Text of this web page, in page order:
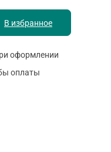
В избранное
оформлении
оплаты